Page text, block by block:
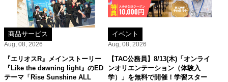
商品サービス
Aug, 08, 2026
『エリオスR』メインストーリー
『Like the dawning light』のED
テーマ「Rise Sunshine ALL
イベント
Aug, 08, 2026
【TAC公務員】8/13(木)「オンライ
ンオリエンテーション（体験入
学）」を無料で開催！学習スター